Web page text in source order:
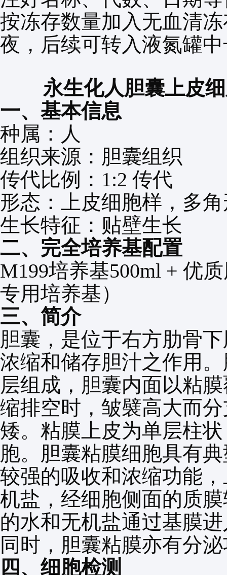
按冻存数量加入无血清
夜，后续可转入液氮罐
永生化人胆囊上皮
一、基本信息
种属：人
组织来源：胆囊组织
传代比例： 1:2 传代
形态：上皮细胞样，多
生长特征：贴壁生长
二、完全培养基配置
M199培养基500ml + 优
专用培养基）
三、简介
胆囊，是位于右方肋骨
浓缩和储存胆汁之作用
层组成，胆囊内面以粘
缩排空时，皱襞高大而
矮。粘膜上皮为单层柱
胞。胆囊粘膜细胞具有
较强的吸收和浓缩功能
机盐，经细胞侧面的质
的水和无机盐通过基膜
同时，胆囊粘膜亦有分
四、细胞检测